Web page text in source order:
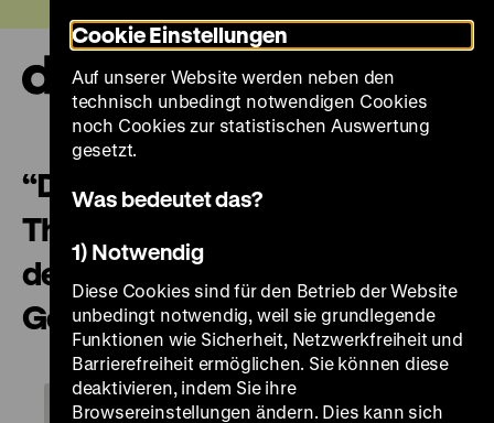
zum
Seiteninhalt
springen
“Despite all this and all that”
The Revolution of 1848 - a
democratic awakening in
Germany
Cookie Einstellungen
Auf unserer Website werden neben den
technisch unbedingt notwendigen Cookies
noch Cookies zur statistischen Auswertung
gesetzt.
Was bedeutet das?
1) Notwendig
Diese Cookies sind für den Betrieb der Website
unbedingt notwendig, weil sie grundlegende
Funktionen wie Sicherheit, Netzwerkfreiheit und
Barrierefreiheit ermöglichen. Sie können diese
deaktivieren, indem Sie ihre
Browsereinstellungen ändern. Dies kann sich